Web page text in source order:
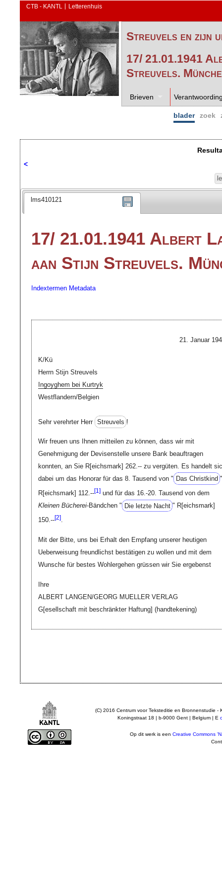
CTB - KANTL Letterenhuis
Streuvels en zijn
17/ 21.01.1941
Streuvels.
Brieven
blader zoek
<
lms410121
17/ 21.01.1941 Albert
aan Stijn Streuvels.
Indextermen Metadata
21. Januar
K/Kü
Herrn Stijn Streuvels
Ingoyghem bei Kurtryk
Westflandern/Belgien
Sehr verehrter Herr Streuvels !
Wir freuen uns Ihnen mitteilen zu können, dass wir mit
Genehmigung der Devisenstelle unsere Bank beauftragen
konnten, an Sie R[eichsmark] 262.-- zu vergüten. Es handelt
dabei um das Honorar für das 8. Tausend von " Das Christkind
R[eichsmark] 112.--[1]und für das 16.-20. Tausend von dem
Kleinen Bücherei-Bändchen " Die letzte Nacht " R[eichsmark]
150.--[2].
Mit der Bitte, uns bei Erhalt den Empfang unserer heutigen
Ueberweisung freundlichst bestätigen zu wollen und mit dem
Wunsche für bestes Wohlergehen grüssen wir Sie ergebenst
Ihre
ALBERT LANGEN/GEORG MUELLER VERLAG
G[esellschaft mit beschränkter Haftung] (handtekening)
(C) 2016 Centrum voor Teksteditie en Bronnenstudie
Koningstraat 18 | b-9000 Gent | Belgium | E
Op dit werk is een Creative Commons